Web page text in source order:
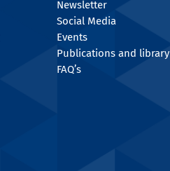
Newsletter
Social Media
Events
Publications and library
FAQ’s